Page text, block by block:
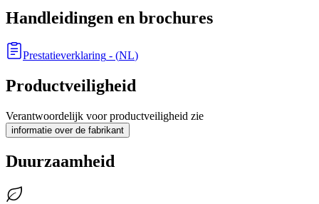
Handleidingen en brochures
Prestatieverklaring - (NL)
Productveiligheid
Verantwoordelijk voor productveiligheid zie
informatie over de fabrikant
Duurzaamheid